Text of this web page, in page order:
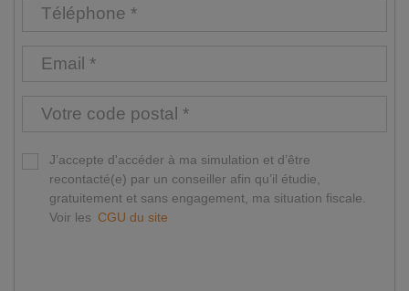
J’accepte d'accéder à ma simulation et d’être
recontacté(e) par un conseiller afin qu’il étudie,
gratuitement et sans engagement, ma situation fiscale.
Voir les CGU du site